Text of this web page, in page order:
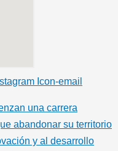
Icon-email
una carrera
abandonar su territorio
y al desarrollo